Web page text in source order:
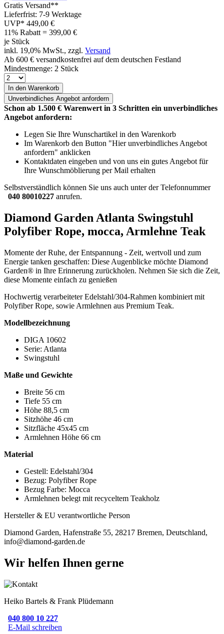
Gratis Versand**
Lieferfrist: 7-9 Werktage
UVP* 449,00 €
11% Rabatt = 399,00 €
je Stück
inkl. 19,0% MwSt., zzgl. Versand
Ab 600 € versandkostenfrei auf dem deutschen Festland
Mindestmenge: 2 Stück
In den Warenkorb
Unverbindliches Angebot anfordern
Schon ab 1.500 € Warenwert in 3 Schritten ein unverbindliches
Angebot anfordern:
Legen Sie Ihre Wunschartikel in den Warenkorb
Im Warenkorb den Button "Hier unverbindliches Angebot
anfordern" anklicken
Kontaktdaten eingeben und von uns ein gutes Angebot für
Ihre Wunschmöblierung per Mail erhalten
Selbstverständlich können Sie uns auch unter der Telefonnummer
040 80010227 anrufen.
Diamond Garden Atlanta Swingstuhl
Polyfiber Rope, mocca, Armlehne Teak
Momente der Ruhe, der Entspannung - Zeit, wertvoll und zum
Energie tanken geschaffen: Diese Augenblicke möchte Diamond
Garden® in Ihre Erinnerung zurückholen. Nehmen Sie sich die Zeit,
diese Momente einfach zu genießen
Hochwertig verarbeiteter Edelstahl/304-Rahmen kombiniert mit
Polyfiber Rope, sowie Armlehnen aus Premium Teak.
Modellbezeichnung
DIGA 10602
Serie: Atlanta
Swingstuhl
Maße und Gewichte
Breite 56 cm
Tiefe 55 cm
Höhe 88,5 cm
Sitzhöhe 46 cm
Sitzfläche 45x45 cm
Armlehnen Höhe 66 cm
Material
Gestell: Edelstahl/304
Bezug: Polyfiber Rope
Bezug Farbe: Mocca
Armlehnen belegt mit recyceltem Teakholz
Hersteller & EU verantwortliche Person
Diamond Garden, Hafenstraße 55, 28217 Bremen, Deutschland,
info@diamond-garden.de
Wir helfen Ihnen gerne
Heiko Bartels & Frank Plüdemann
040 800 10 227
E-Mail schreiben